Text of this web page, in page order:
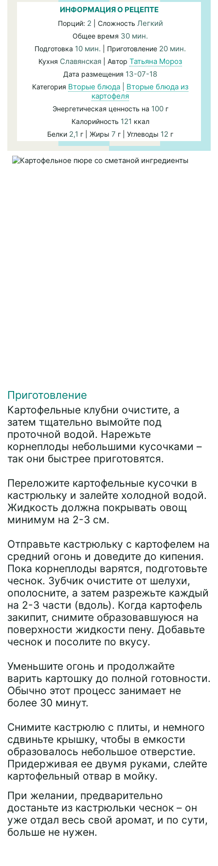
ИНФОРМАЦИЯ О РЕЦЕПТЕ
Порций: 2 | Сложность Легкий
Общее время 30 мин.
Подготовка 10 мин. | Приготовление 20 мин.
Кухня Славянская | Автор Татьяна Мороз
Дата размещения 13-07-18
Категория Вторые блюда
Вторые блюда из
картофеля
Энергетическая ценность на 100г
Калорийность 121 ккал
Белки 2,1 г | Жиры 7 г | Углеводы 12 г
Приготовление
Картофельные клубни очистите, а
затем тщательно вымойте под
проточной водой. Нарежьте
корнеплоды небольшими кусочками –
так они быстрее приготовятся.
Переложите картофельные кусочки в
кастрюльку и залейте холодной водой.
Жидкость должна покрывать овощ
минимум на 2-3 см.
Отправьте кастрюльку с картофелем на
средний огонь и доведите до кипения.
Пока корнеплоды варятся, подготовьте
чеснок. Зубчик очистите от шелухи,
ополосните, а затем разрежьте каждый
на 2-3 части (вдоль). Когда картофель
закипит, снимите образовавшуюся на
поверхности жидкости пену. Добавьте
чеснок и посолите по вкусу.
Уменьшите огонь и продолжайте
варить картошку до полной готовности.
Обычно этот процесс занимает не
более 30 минут.
Снимите кастрюлю с плиты, и немного
сдвиньте крышку, чтобы в емкости
образовалось небольшое отверстие.
Придерживая ее двумя руками, слейте
картофельный отвар в мойку.
При желании, предварительно
достаньте из кастрюльки чеснок – он
уже отдал весь свой аромат, и по сути,
больше не нужен.